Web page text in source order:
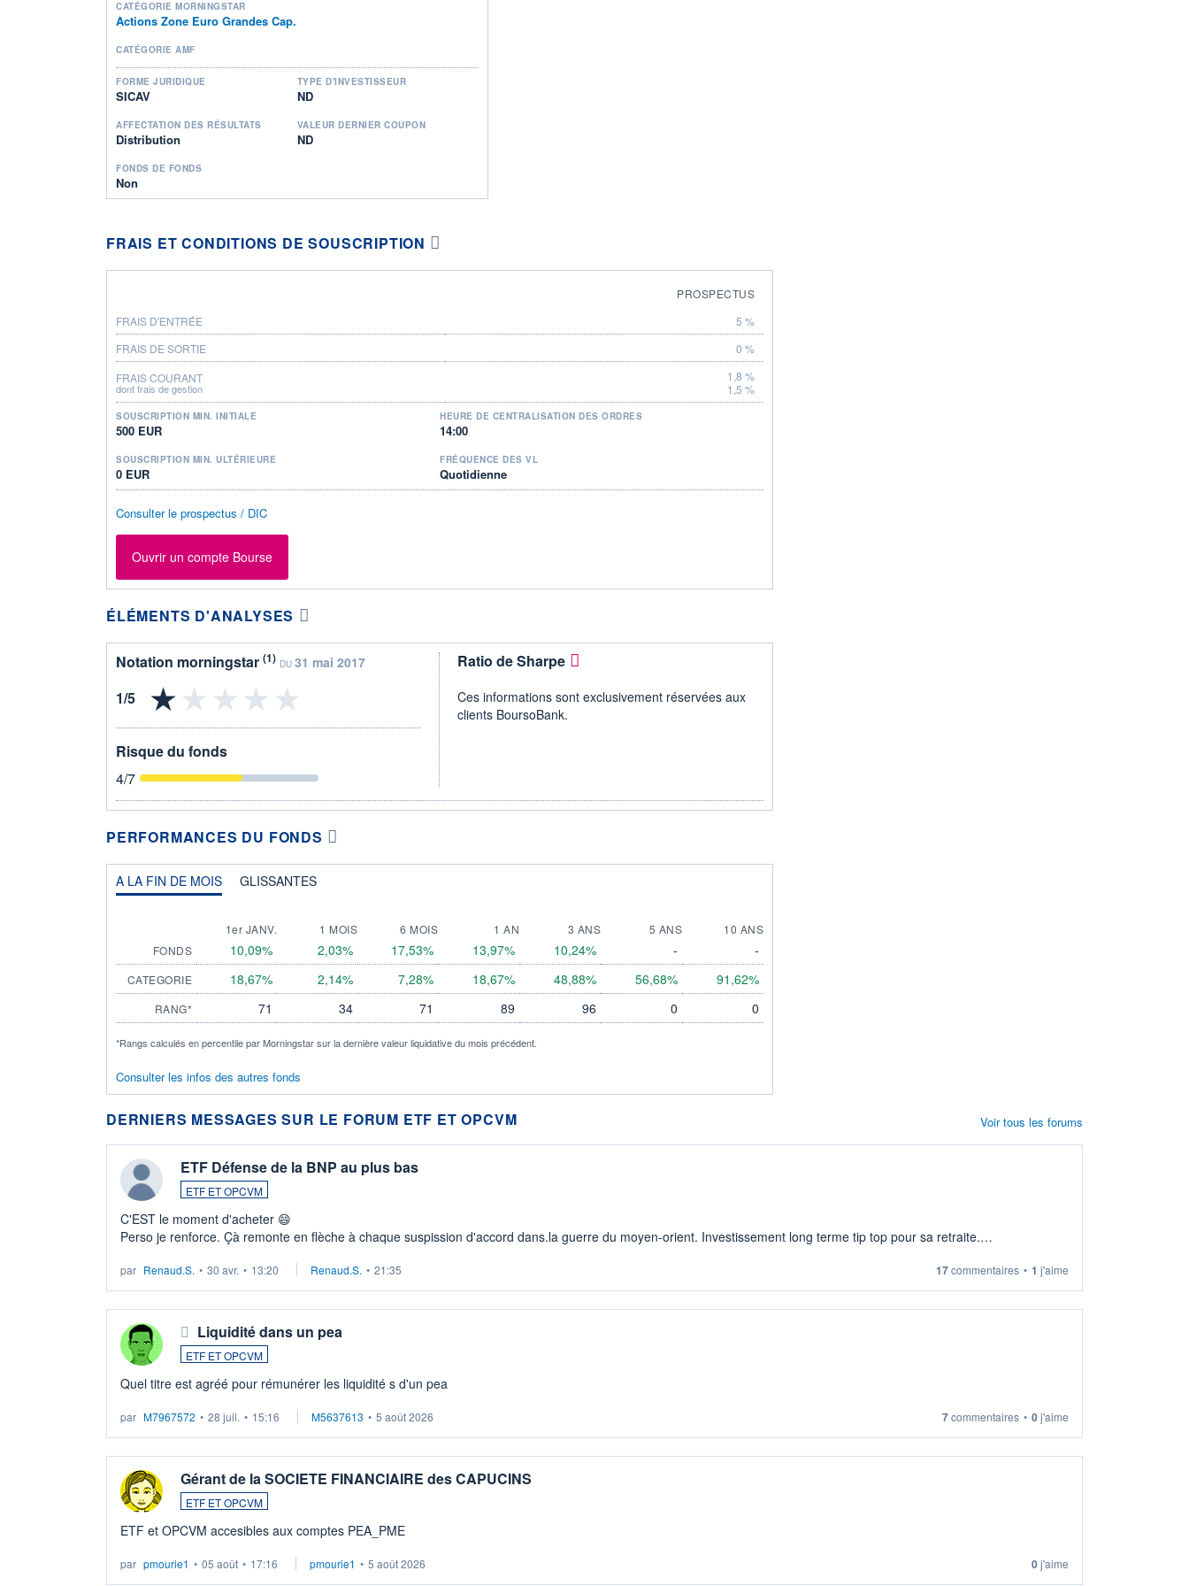
CATÉGORIE MORNINGSTAR
Actions Zone Euro Grandes Cap.
CATÉGORIE AMF
FORME JURIDIQUE
SICAV
TYPE D'INVESTISSEUR
ND
AFFECTATION DES RÉSULTATS
Distribution
VALEUR DERNIER COUPON
ND
FONDS DE FONDS
Non
FRAIS ET CONDITIONS DE SOUSCRIPTION
PROSPECTUS
FRAIS D'ENTRÉE
5 %
FRAIS DE SORTIE
0 %
FRAIS COURANT
dont frais de gestion
1,8 %
1,5 %
SOUSCRIPTION MIN. INITIALE
500 EUR
HEURE DE CENTRALISATION DES ORDRES
14:00
SOUSCRIPTION MIN. ULTÉRIEURE
0 EUR
FRÉQUENCE DES VL
Quotidienne
Consulter le prospectus / DIC
Ouvrir un compte Bourse
ÉLÉMENTS D'ANALYSES
Notation morningstar (1) DU 31 mai 2017
Risque du fonds
4/7
Ratio de Sharpe
Ces informations sont exclusivement réservées aux
clients BoursoBank.
PERFORMANCES DU FONDS
A LA FIN DE MOIS GLISSANTES
1er JANV. 1 MOIS 6 MOIS 1 AN 3 ANS 5 ANS
10 ANS
FONDS
10,09% 2,03% 17,53% 13,97% 10,24% - -
CATEGORIE 18,67% 2,14% 7,28% 18,67% 48,88% 56,68% 91,62%
RANG* 71 34 71 89 96 0 0
*Rangs calculés en percentile par Morningstar sur la dernière valeur liquidative du mois précédent.
Consulter les infos des autres fonds
DERNIERS MESSAGES SUR LE FORUM ETF ET OPCVM
ETF Défense de la BNP au plus bas
ETF ET OPCVM
C'EST le moment d'acheter 😄​
Perso je renforce. Çà remonte en flèche à chaque suspission d'accord dans.la guerre du moyen-orient. Investissement long terme tip top pour sa retraite.
par Renaud.S. • 30 avr. • 13:20 Renaud.S. • 21:35 17commentaires • 1 j'aime
Liquidité dans un pea
ETF ET OPCVM
Quel titre est agréé pour rémunérer les liquidité s d'un pea
par M7967572 • 28 juil. • 15:16 M5637613 • 5 août 2026 7commentaires • 0j'aime
Gérant de la SOCIETE FINANCIAIRE des CAPUCINS
ETF ET OPCVM
ETF et OPCVM accesibles aux comptes PEA_PME
par pmourie1 • 05 août • 17:16 pmourie1 • 5 août 2026 0j'aime
Voir tous les forums